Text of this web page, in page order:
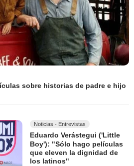
sobre historias de padre e hijo
Noticias - Entrevistas
Eduardo Verástegui ('Little
Boy'): "Sólo hago películas
que eleven la dignidad de
los latinos"